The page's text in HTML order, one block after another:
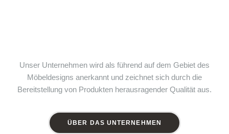
Unser Unternehmen wird als führend auf dem Gebiet des
Möbeldesigns anerkannt und zeichnet sich durch die
Bereitstellung von Produkten herausragender Qualität aus.
ÜBER DAS UNTERNEHMEN